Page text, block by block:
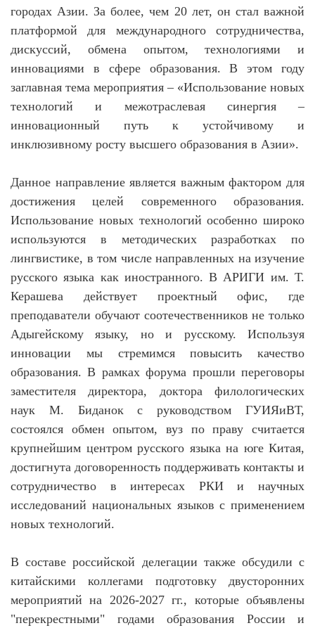
городах Азии. За более, чем 20 лет, он стал важной
платформой для международного сотрудничества,
дискуссий, обмена опытом, технологиями и
инновациями в сфере образования. В этом году
заглавная тема мероприятия – «Использование новых
технологий и межотраслевая синергия –
инновационный путь к устойчивому и
инклюзивному росту высшего образования в Азии».
Данное направление является важным фактором для
достижения целей современного образования.
Использование новых технологий особенно широко
используются в методических разработках по
лингвистике, в том числе направленных на изучение
русского языка как иностранного. В АРИГИ им. Т.
Керашева действует проектный офис, где
преподаватели обучают соотечественников не только
Адыгейскому языку, но и русскому. Используя
инновации мы стремимся повысить качество
образования. В рамках форума прошли переговоры
заместителя директора, доктора филологических
наук М. Биданок с руководством ГУИЯиВТ,
состоялся обмен опытом, вуз по праву считается
крупнейшим центром русского языка на юге Китая,
достигнута договоренность поддерживать контакты и
сотрудничество в интересах РКИ и научных
исследований национальных языков с применением
новых технологий.
В составе российской делегации также обсудили с
китайскими коллегами подготовку двусторонних
мероприятий на 2026-2027 гг., которые объявлены
"перекрестными" годами образования России и